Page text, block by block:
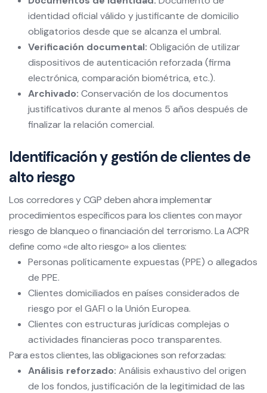
identidad oficial válido y justificante de domicilio
obligatorios desde que se alcanza el umbral.
Verificación documental: Obligación de utilizar
dispositivos de autenticación reforzada (firma
electrónica, comparación biométrica, etc.).
Archivado: Conservación de los documentos
justificativos durante al menos 5 años después de
finalizar la relación comercial.
Identificación y gestión de clientes de
alto riesgo
Los corredores y CGP deben ahora implementar
procedimientos específicos para los clientes con mayor
riesgo de blanqueo o financiación del terrorismo. La ACPR
define como «de alto riesgo» a los clientes:
Personas políticamente expuestas (PPE) o allegados
de PPE.
Clientes domiciliados en países considerados de
riesgo por el GAFI o la Unión Europea.
Clientes con estructuras jurídicas complejas o
actividades financieras poco transparentes.
Para estos clientes, las obligaciones son reforzadas:
Análisis reforzado: Análisis exhaustivo del origen
de los fondos, justificación de la legitimidad de las